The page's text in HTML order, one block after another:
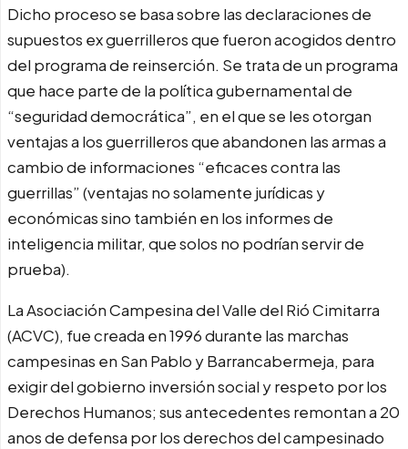
Dicho proceso se basa sobre las declaraciones de
supuestos ex guerrilleros que fueron acogidos dentro
del programa de reinserción. Se trata de un programa
que hace parte de la política gubernamental de
“seguridad democrática”, en el que se les otorgan
ventajas a los guerrilleros que abandonen las armas a
cambio de informaciones “eficaces contra las
guerrillas” (ventajas no solamente jurídicas y
económicas sino también en los informes de
inteligencia militar, que solos no podrían servir de
prueba).
La Asociación Campesina del Valle del Rió Cimitarra
(ACVC), fue creada en 1996 durante las marchas
campesinas en San Pablo y Barrancabermeja, para
exigir del gobierno inversión social y respeto por los
Derechos Humanos; sus antecedentes remontan a 20
anos de defensa por los derechos del campesinado